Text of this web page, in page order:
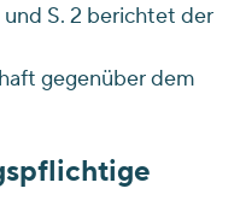
und S. 2 berichtet der
gegenüber dem